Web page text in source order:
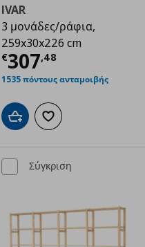
€ 431,98
IVAR
3 μονάδες/ράφια,
259x30x226 cm
€307,48
Τρέχουσα
1535 πόντους ανταμοιβής
Προσθήκη στο καλάθι
Προσθήκη στα
Σύγκριση